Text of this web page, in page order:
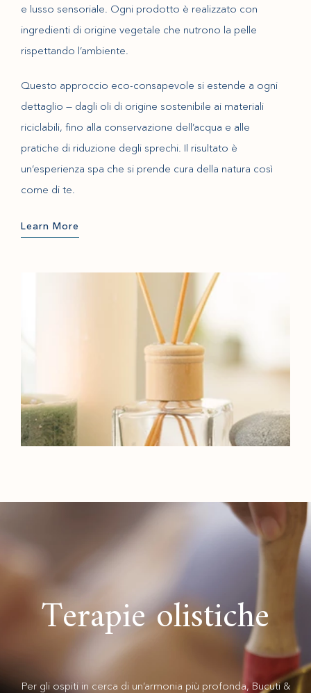
e lusso sensoriale. Ogni prodotto è realizzato con
ingredienti di origine vegetale che nutrono la pelle
rispettando l’ambiente.
Questo approccio eco-consapevole si estende a ogni
dettaglio — dagli oli di origine sostenibile ai materiali
riciclabili, fino alla conservazione dell’acqua e alle
pratiche di riduzione degli sprechi. Il risultato è
un’esperienza spa che si prende cura della natura così
come di te.
Learn More
Terapie olistiche
Per gli ospiti in cerca di un’armonia più profonda, Bucuti &